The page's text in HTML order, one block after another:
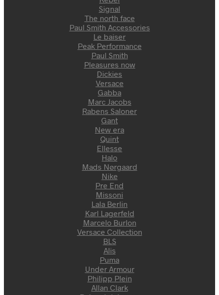
Signal
The north face
Paul Smith Accessories
Le baiser
Peak Performance
Paul Smith
Pleasures now
Dickies
Versace
Gabba
Marc Jacobs
Rabens Saloner
Gant
New era
Quint
Ellesse
Halo
Mads Nørgaard
Nike
Pre End
Missoni
Lala Berlin
Karl Lagerfeld
Marcelo Burlon
Versace Collection
BLS
Alis
Puma
Under Armour
Philipp Plein
Allan Clark